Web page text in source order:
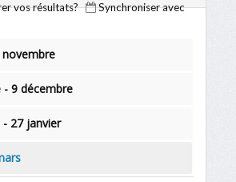
vos résultats?
Synchroniser avec
- 9 décembre
- 27 janvier